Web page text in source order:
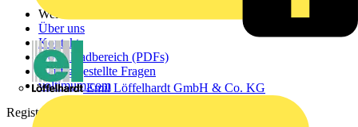
Emil Löffelhardt GmbH & Co. KG
Weitere Links
Über uns
Kontakt
Downloadbereich (PDFs)
Häufig gestellte Fragen
voltimum.com
Registrierung